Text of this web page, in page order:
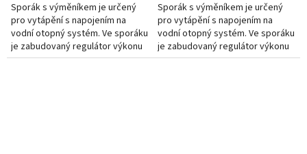
Sporák s výměníkem je určený
pro vytápění s napojením na
vodní otopný systém. Ve sporáku
je zabudovaný regulátor výkonu
do topné soustavy. Regulace
Sporák s výměníkem je určený
pro vytápění s napojením na
vodní otopný systém. Ve sporáku
je zabudovaný regulátor výkonu
do topné soustavy. Regulace